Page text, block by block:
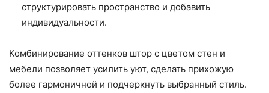
структурировать пространство и добавить
индивидуальности.
Комбинирование оттенков штор с цветом стен и
мебели позволяет усилить уют, сделать прихожую
более гармоничной и подчеркнуть выбранный стиль.